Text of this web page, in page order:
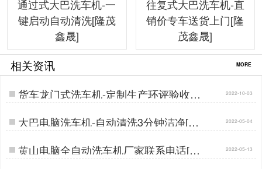
通过式大巴洗车机-一
键启动自动清洗[隆茂
鑫晟]
往复式大巴洗车机-直
销价专车送货上门[隆
茂鑫晟]
相关资讯 MORE
货车龙门式洗车机-定制生产环评验收更
轻松[隆茂鑫晟]…
2022-10-03
大巴电脑洗车机-自动清洗3分钟洁净[隆
茂鑫晟]…
2022-05-04
黄山电脑全自动洗车机厂家联系电话[隆
茂鑫晟]…
2022-05-13